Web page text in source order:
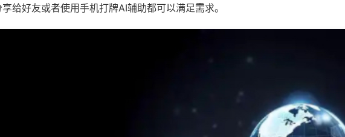
给好友或者使用手机打牌AI辅助都可以满足需求。